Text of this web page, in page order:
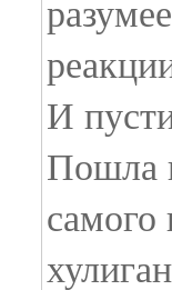
И
Пошла
самого